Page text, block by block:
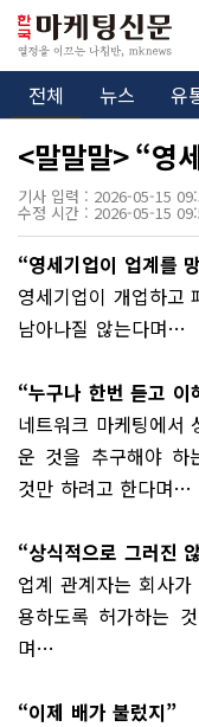
전체 뉴스 유
<말말말> “영
기사 입력 : 2026-05-15
수정 시간 : 2026-05-15
“영세기업이 업계를
영세기업이 개업하고
남아나질 않는다며…
“누구나 한번 듣고 이
네트워크 마케팅에서
운 것을 추구해야 하
것만 하려고 한다며…
“상식적으로 그러진
업계 관계자는 회사
용하도록 허가하는
며…
“이제 배가 불렀지”